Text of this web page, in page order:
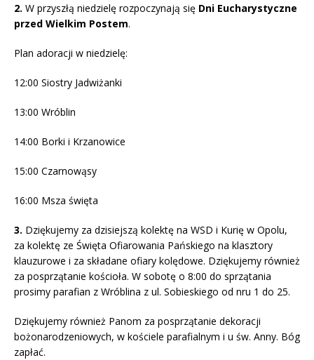
2. W przyszłą niedzielę rozpoczynają się Dni Eucharystyczne
przed Wielkim Postem.
Plan adoracji w niedzielę:
12:00 Siostry Jadwiżanki
13:00 Wróblin
14:00 Borki i Krzanowice
15:00 Czarnowąsy
16:00 Msza święta
3. Dziękujemy za dzisiejszą kolektę na WSD i Kurię w Opolu,
za kolektę ze Święta Ofiarowania Pańskiego na klasztory
klauzurowe i za składane ofiary kolędowe. Dziękujemy również
za posprzątanie kościoła. W sobotę o 8:00 do sprzątania
prosimy parafian z Wróblina z ul. Sobieskiego od nru 1 do 25.
Dziękujemy również Panom za posprzątanie dekoracji
bożonarodzeniowych, w kościele parafialnym i u św. Anny. Bóg
zapłać.